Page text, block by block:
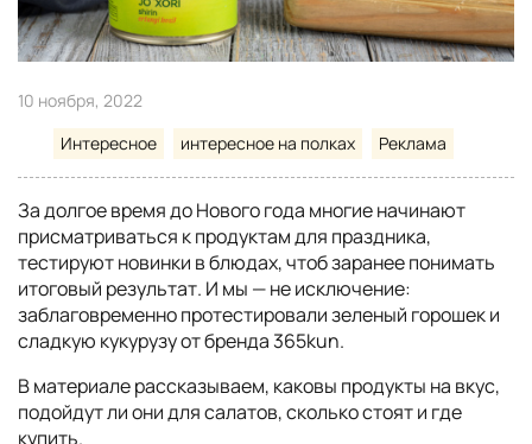
10 ноября, 2022
Интересное
интересное на полках Реклама
За долгое время до Нового года многие начинают
присматриваться к продуктам для праздника,
тестируют новинки в блюдах, чтоб заранее понимать
итоговый результат. И мы — не исключение:
заблаговременно протестировали зеленый горошек и
сладкую кукурузу от бренда 365kun.
В материале рассказываем, каковы продукты на вкус,
подойдут ли они для салатов, сколько стоят и где
купить.